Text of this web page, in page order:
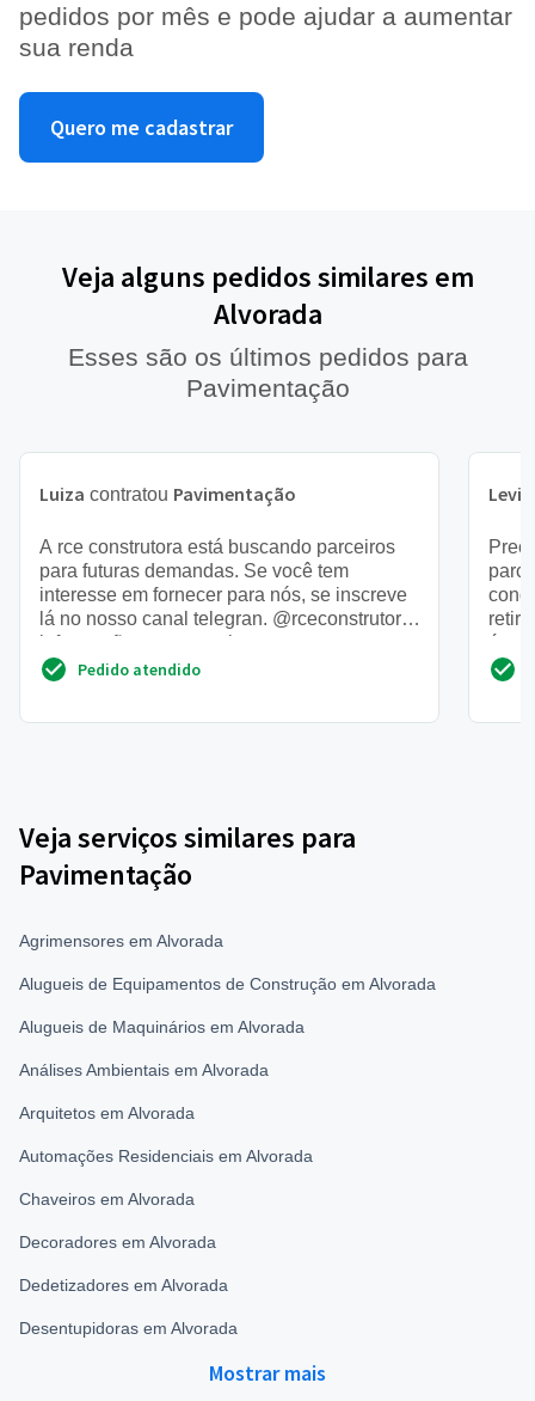
pedidos por mês e pode ajudar a aumentar
sua renda
Quero me cadastrar
Veja alguns pedidos similares em
Alvorada
Esses são os últimos pedidos para
Pavimentação
Luiza contratou Pavimentação
A rce construtora está buscando parceiros
para futuras demandas. Se você tem
interesse em fornecer para nós, se inscreve
lá no nosso canal telegran. @rceconstrutora
informações e oportuni...
Pedido atendido
Levi
área
Veja serviços similares para
Pavimentação
Agrimensores em Alvorada
Alugueis de Equipamentos de Construção em Alvorada
Alugueis de Maquinários em Alvorada
Análises Ambientais em Alvorada
Arquitetos em Alvorada
Automações Residenciais em Alvorada
Chaveiros em Alvorada
Decoradores em Alvorada
Dedetizadores em Alvorada
Desentupidoras em Alvorada
Mostrar mais